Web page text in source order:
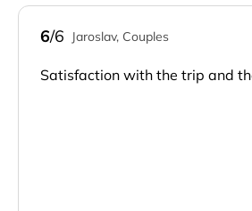
6/6 Jaroslav, Couples
Satisfaction with the trip and